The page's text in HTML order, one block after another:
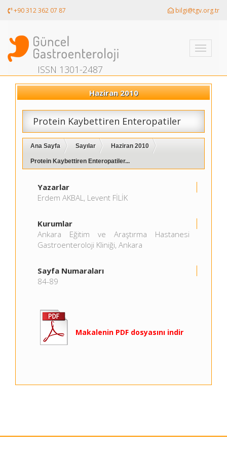
+90 312 362 07 87 bilgi@tgv.org.tr
Toggle
ISSN 1301-2487
Haziran 2010
Protein Kaybettiren Enteropatiler
Ana Sayfa Sayılar Haziran 2010
Protein Kaybettiren Enteropatiler...
Yazarlar
Erdem AKBAL, Levent FİLİK
Kurumlar
Ankara Eğitim ve Araştırma Hastanesi
Gastroenteroloji Kliniği, Ankara
Sayfa Numaraları
84-89
Makalenin PDF dosyasını indir